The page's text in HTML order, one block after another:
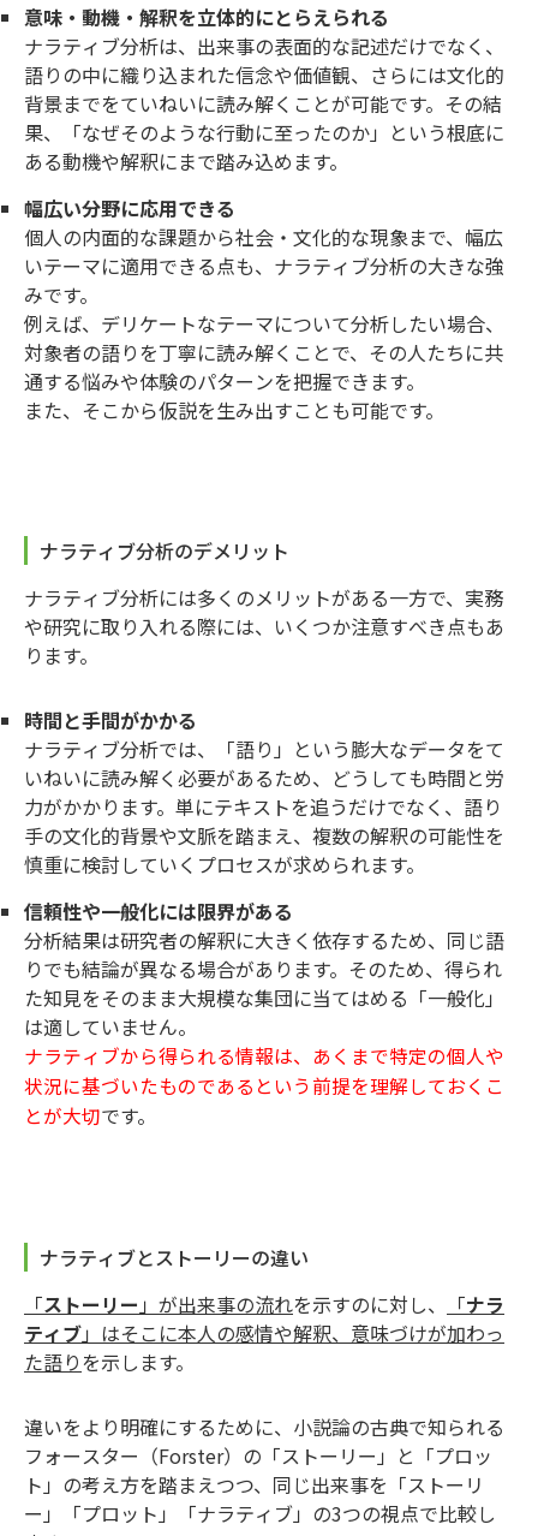
意味・動機・解釈を立体的にとらえられる
ナラティブ分析は、出来事の表面的な記述だけでなく、
語りの中に織り込まれた信念や価値観、さらには文化的
背景までをていねいに読み解くことが可能です。その結
果、「なぜそのような行動に至ったのか」という根底に
ある動機や解釈にまで踏み込めます。
幅広い分野に応用できる
個人の内面的な課題から社会・文化的な現象まで、幅広
いテーマに適用できる点も、ナラティブ分析の大きな強
みです。
例えば、デリケートなテーマについて分析したい場合、
対象者の語りを丁寧に読み解くことで、その人たちに共
通する悩みや体験のパターンを把握できます。
また、そこから仮説を生み出すことも可能です。
ナラティブ分析のデメリット
ナラティブ分析には多くのメリットがある一方で、実務
や研究に取り入れる際には、いくつか注意すべき点もあ
ります。
時間と手間がかかる
ナラティブ分析では、「語り」という膨大なデータをて
いねいに読み解く必要があるため、どうしても時間と労
力がかかります。単にテキストを追うだけでなく、語り
手の文化的背景や文脈を踏まえ、複数の解釈の可能性を
慎重に検討していくプロセスが求められます。
信頼性や一般化には限界がある
分析結果は研究者の解釈に大きく依存するため、同じ語
りでも結論が異なる場合があります。そのため、得られ
た知見をそのまま大規模な集団に当てはめる「一般化」
は適していません。
ナラティブから得られる情報は、あくまで特定の個人や
状況に基づいたものであるという前提を理解しておくこ
とが大切です。
ナラティブとストーリーの違い
「ストーリー 」が出来事の流れを示すのに対し、 「ナラ
ティブ」はそこに本人の感情や解釈、意味づけが加わっ
た語りを示します。
違いをより明確にするために、小説論の古典で知られる
フォースター（Forster）の「ストーリー」と「プロッ
ト」の考え方を踏まえつつ、同じ出来事を「ストーリ
ー」「プロット」「ナラティブ」の3つの視点で比較し